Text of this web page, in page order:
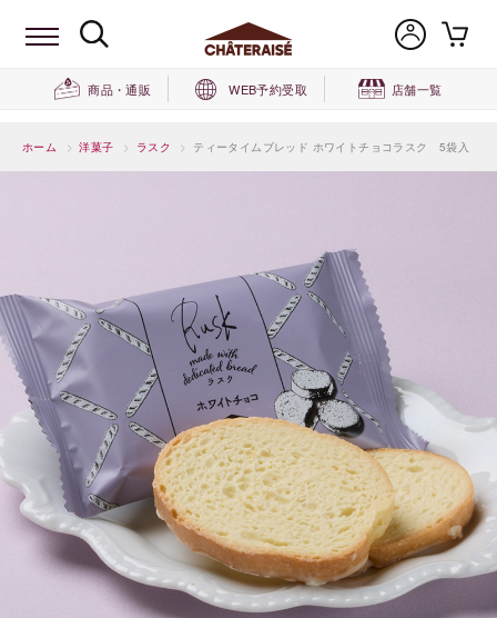
商品・通販 WEB予約受取 店舗一覧
ホーム > 洋菓子 > ラスク > ティータイムブレッド ホワイトチョコラスク 5袋入